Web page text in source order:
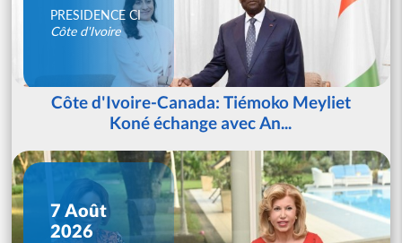
PRESIDENCE CI
Côte d'Ivoire
Côte d'Ivoire-Canada: Tiémoko Meyliet
Koné échange avec An...
7 Août
2026